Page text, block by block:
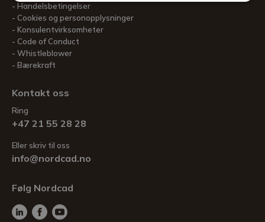
Handelsbetingelser
Cookies og personopplysninger
Konsulentvirksomheter
Code of Conduct
Whistleblower
Bærekraft
Kontakt oss
Ring
+47 21 55 28 28
Eller skriv til oss
info@nordcad.no
Følg Nordcad